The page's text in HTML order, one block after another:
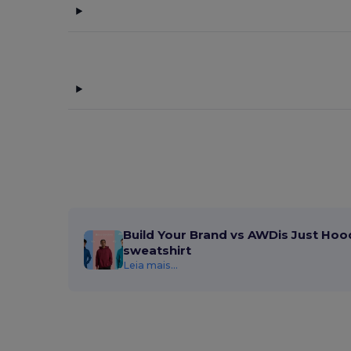
Build Your Brand vs AWDis Just
sweatshirt
Leia mais...